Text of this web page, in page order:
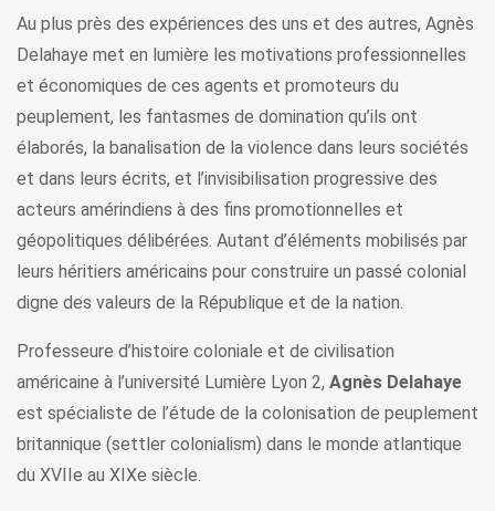
Au plus près des expériences des uns et des autres, Agnès
Delahaye met en lumière les motivations professionnelles
et économiques de ces agents et promoteurs du
peuplement, les fantasmes de domination qu’ils ont
élaborés, la banalisation de la violence dans leurs sociétés
et dans leurs écrits, et l’invisibilisation progressive des
acteurs amérindiens à des fins promotionnelles et
géopolitiques délibérées. Autant d’éléments mobilisés par
leurs héritiers américains pour construire un passé colonial
digne des valeurs de la République et de la nation.
Professeure d’histoire coloniale et de civilisation
américaine à l’université Lumière Lyon 2, Agnès Delahaye
est spécialiste de l’étude de la colonisation de peuplement
britannique (settler colonialism) dans le monde atlantique
du XVIIe au XIXe siècle.